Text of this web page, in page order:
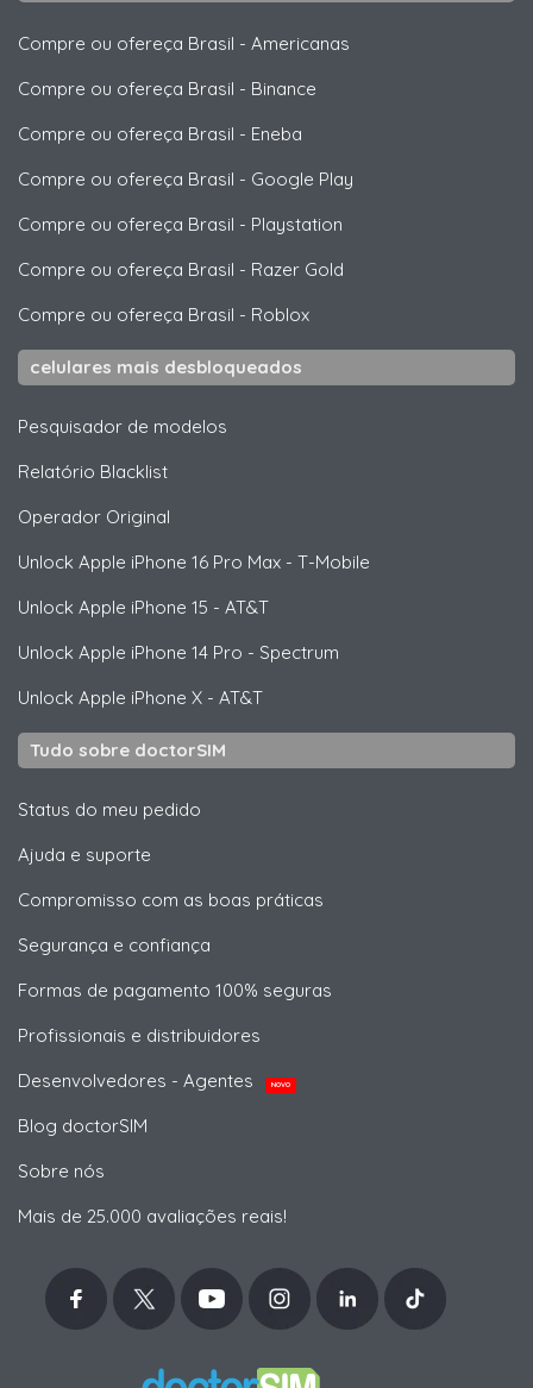
Compre ou ofereça Brasil - Americanas
Compre ou ofereça Brasil - Binance
Compre ou ofereça Brasil - Eneba
Compre ou ofereça Brasil - Google Play
Compre ou ofereça Brasil - Playstation
Compre ou ofereça Brasil - Razer Gold
Compre ou ofereça Brasil - Roblox
celulares mais desbloqueados
Pesquisador de modelos
Relatório Blacklist
Operador Original
Unlock Apple iPhone 16 Pro Max - T-Mobile
Unlock Apple iPhone 15 - AT&T
Unlock Apple iPhone 14 Pro - Spectrum
Unlock Apple iPhone X - AT&T
Tudo sobre doctorSIM
Status do meu pedido
Ajuda e suporte
Compromisso com as boas práticas
Segurança e confiança
Formas de pagamento 100% seguras
Profissionais e distribuidores
Desenvolvedores - Agentes
NOVO
Blog doctorSIM
Sobre nós
Mais de 25.000 avaliações reais!